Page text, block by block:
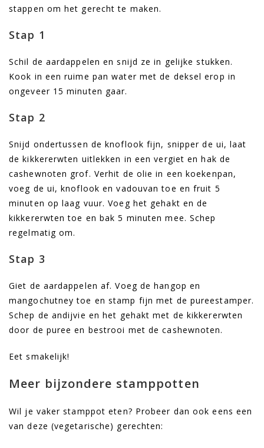
stappen om het gerecht te maken.
Stap 1
Schil de aardappelen en snijd ze in gelijke stukken.
Kook in een ruime pan water met de deksel erop in
ongeveer 15 minuten gaar.
Stap 2
Snijd ondertussen de knoflook fijn, snipper de ui, laat
de kikkererwten uitlekken in een vergiet en hak de
cashewnoten grof. Verhit de olie in een koekenpan,
voeg de ui, knoflook en vadouvan toe en fruit 5
minuten op laag vuur. Voeg het gehakt en de
kikkererwten toe en bak 5 minuten mee. Schep
regelmatig om.
Stap 3
Giet de aardappelen af. Voeg de hangop en
mangochutney toe en stamp fijn met de pureestamper.
Schep de andijvie en het gehakt met de kikkererwten
door de puree en bestrooi met de cashewnoten.
Eet smakelijk!
Meer bijzondere stamppotten
Wil je vaker stamppot eten? Probeer dan ook eens een
van deze (vegetarische) gerechten: